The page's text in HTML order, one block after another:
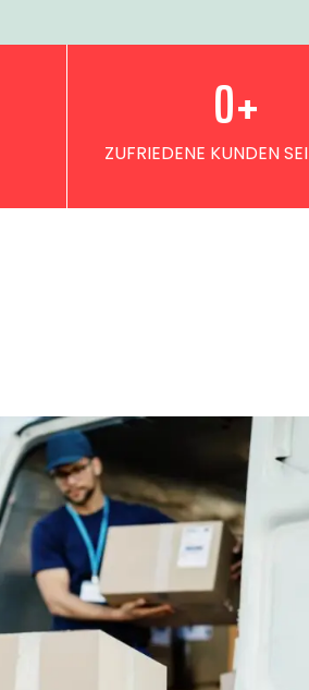
ZUFRIEDENE KUNDEN
0+